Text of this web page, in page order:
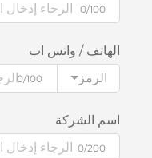
0/100
الهاتف / واتس اب
الرمز
0/100
اسم الشركة
0/200